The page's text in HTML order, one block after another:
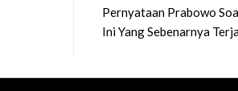
Pernyataan Prabowo
Ini Yang Sebenarnya